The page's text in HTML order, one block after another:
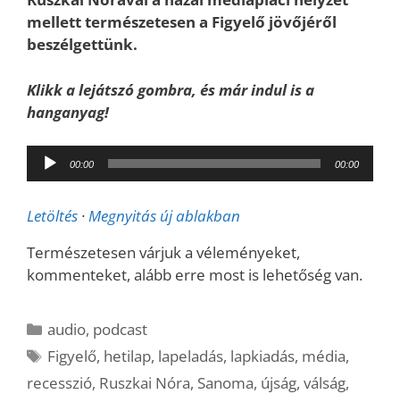
mellett természetesen a Figyelő jövőjéről
beszélgettünk.
Klikk a lejátszó gombra, és már indul is a
hanganyag!
Audió
lejátszó
00:00 00:00
Letöltés · Megnyitás új ablakban
Természetesen várjuk a véleményeket,
kommenteket, alább erre most is lehetőség van.
Kategória
audio, podcast
Címkék
Figyelő, hetilap, lapeladás, lapkiadás, média,
recesszió, Ruszkai Nóra, Sanoma, újság, válság,